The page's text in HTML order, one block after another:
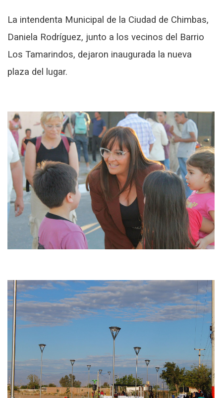
La intendenta Municipal de la Ciudad de Chimbas,
Daniela Rodríguez, junto a los vecinos del Barrio
Los Tamarindos, dejaron inaugurada la nueva
plaza del lugar.